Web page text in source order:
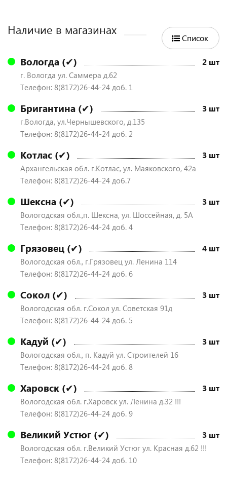
Наличие в магазинах
Список
Вологда (✔) 2 шт
г. Вологда ул. Саммера д.62
Телефон: 8(8172)26-44-24 доб. 1
Бригантина (✔) 3 шт
г.Вологда, ул.Чернышевского, д.135
Телефон: 8(8172)26-44-24 доб. 2
Котлас (✔) 3 шт
Архангельская обл. г.Котлас, ул. Маяковского, 42а
Телефон: 8(8172)26-44-24 доб.7
Шексна (✔) 3 шт
Вологодская обл.,п. Шексна, ул. Шоссейная, д. 5А
Телефон: 8(8172)26-44-24 доб. 4
Грязовец (✔) 4 шт
Вологодская обл., г.Грязовец ул. Ленина 114
Телефон: 8(8172)26-44-24 доб. 6
Сокол (✔) 3 шт
Вологодская обл. г.Сокол ул. Советская 91д
Телефон: 8(8172)26-44-24 доб. 5
Кадуй (✔) 3 шт
Вологодская обл., п. Кадуй ул. Строителей 16
Телефон: 8(8172)26-44-24 доб. 8
Харовск (✔) 3 шт
Вологодская обл. г.Харовск ул. Ленина д.32 !!!
Телефон: 8(8172)26-44-24 доб. 9
Великий Устюг (✔) 3 шт
Вологодская обл. г.Великий Устюг ул. Красная д.62 !!!
Телефон: 8(8172)26-44-24 доб. 10